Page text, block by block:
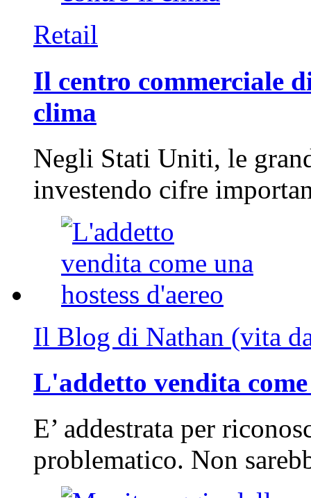
Retail
Il centro commerciale
clima
Negli Stati Uniti, le
investendo cifre
Il Blog di Nathan (vita
L'addetto vendita
E’ addestrata per
problematico. Non